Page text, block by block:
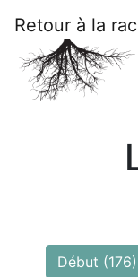
Retour à la
Début (176)